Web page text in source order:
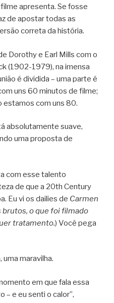
apresenta. Se fosse
de apostar todas as
correta da história.
Dorothy e Earl Mills com o
(1902-1979), na imensa
é dividida – uma parte é
uns 60 minutos de filme;
estamos com uns 80.
absolutamente suave,
uma proposta de
com esse talento
de que a 20th Century
Eu vi os dailies de Carmen
brutos, o que foi filmado
tratamento.) Você pega
maravilha.
em que fala essa
– e eu senti o calor”,